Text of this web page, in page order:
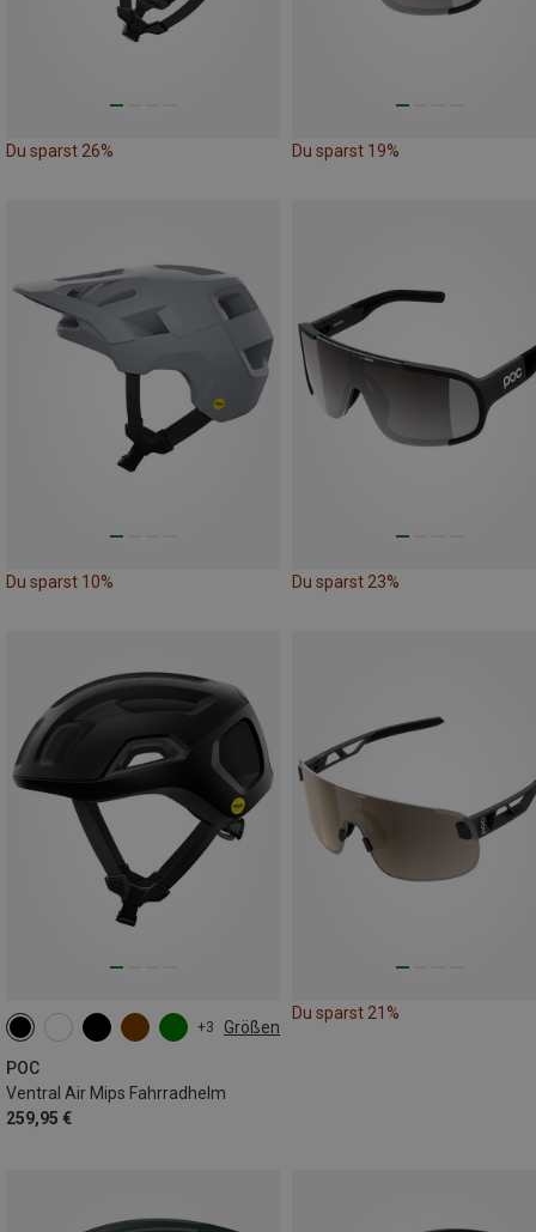
Du sparst 26% Du sparst 19%
Du sparst 10% Du sparst 23%
+3 Größen
POC
Ventral Air Mips Fahrradhelm
259,95 €
50-56CM
54-59CM
56-61CM
Du sparst 21%